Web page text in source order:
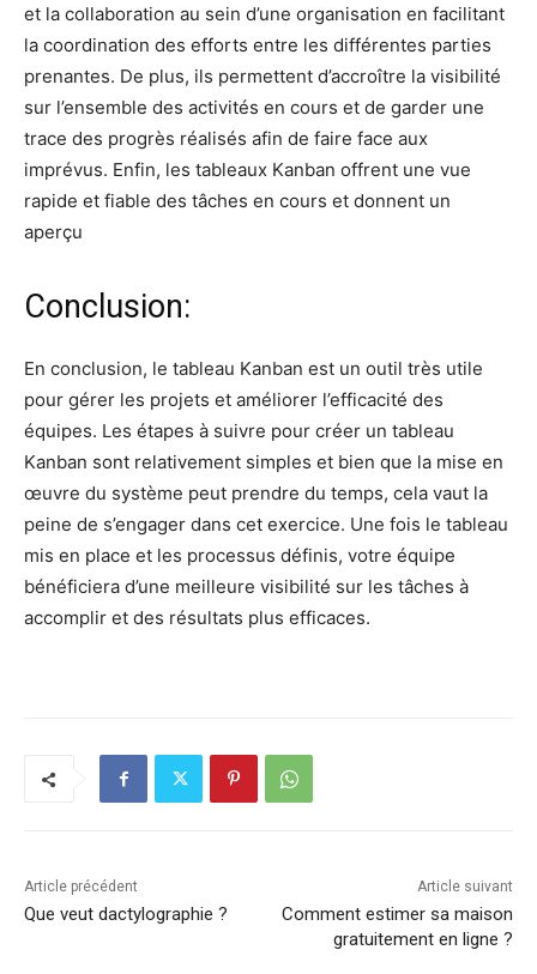
et la collaboration au sein d’une organisation en facilitant
la coordination des efforts entre les différentes parties
prenantes. De plus, ils permettent d’accroître la visibilité
sur l’ensemble des activités en cours et de garder une
trace des progrès réalisés afin de faire face aux
imprévus. Enfin, les tableaux Kanban offrent une vue
rapide et fiable des tâches en cours et donnent un
aperçu
Conclusion:
En conclusion, le tableau Kanban est un outil très utile
pour gérer les projets et améliorer l’efficacité des
équipes. Les étapes à suivre pour créer un tableau
Kanban sont relativement simples et bien que la mise en
œuvre du système peut prendre du temps, cela vaut la
peine de s’engager dans cet exercice. Une fois le tableau
mis en place et les processus définis, votre équipe
bénéficiera d’une meilleure visibilité sur les tâches à
accomplir et des résultats plus efficaces.
Article précédent
Que veut dactylographie ?
Article suivant
Comment estimer sa maison
gratuitement en ligne ?